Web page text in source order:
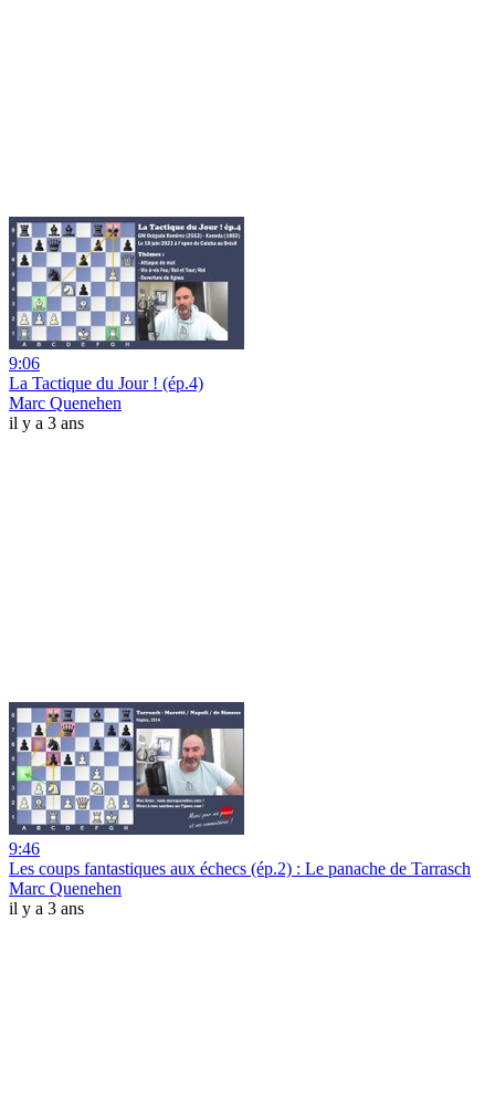
9:06
La Tactique du Jour ! (ép.4)
Marc Quenehen
il y a 3 ans
9:46
Les coups fantastiques aux échecs (ép.2) : Le panache de Tarrasch
Marc Quenehen
il y a 3 ans